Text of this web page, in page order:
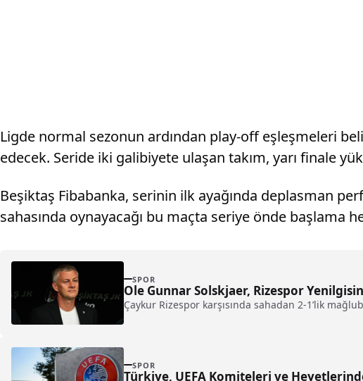
Ligde normal sezonun ardından play-off eşleşmeleri
edecek. Seride iki galibiyete ulaşan takım, yarı finale
Beşiktaş Fibabanka, serinin ilk ayağında deplasman
sahasında oynayacağı bu maçta seriye önde başlama
SPOR
Ole Gunnar Solskjaer, Rizespor
Çaykur Rizespor karşısında sahadan 2-1’lik
SPOR
Türkiye, UEFA Komiteleri ve